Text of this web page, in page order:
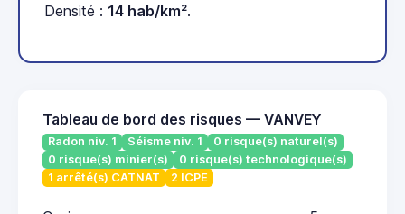
Densité : 14 hab/km².
Tableau de bord des risques — VANVEY
Radon niv. 1 Séisme niv. 1
0 risque(s) naturel(s)
0 risque(s) minier(s)
0 risque(s) technologique(s)
1 arrêté(s) CATNAT
2 ICPE